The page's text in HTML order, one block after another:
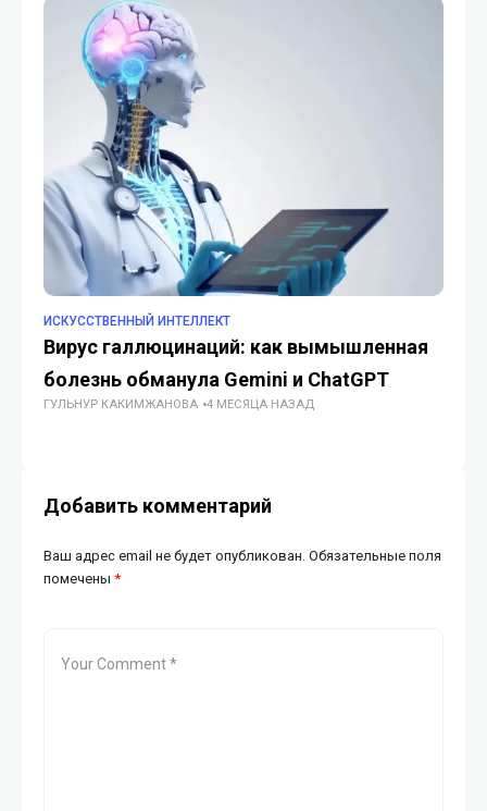
ИСКУССТВЕННЫЙ ИНТЕЛЛЕКТ
Вирус галлюцинаций: как вымышленная
болезнь обманула Gemini и ChatGPT
ГУЛЬНУР КАКИМЖАНОВА 4 МЕСЯЦА НАЗАД
Добавить комментарий
Ваш адрес email не будет опубликован. Обязательные поля
помечены *